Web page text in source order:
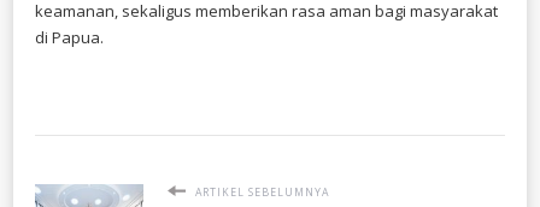
keamanan, sekaligus memberikan rasa aman bagi masyarakat
di Papua.
ARTIKEL SEBELUMNYA